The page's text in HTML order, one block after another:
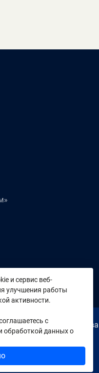
«Время». Все права
на сайте,
материалов
телеканала.
и сервис веб-
улучшения работы
активности.
с
обработкой данных о